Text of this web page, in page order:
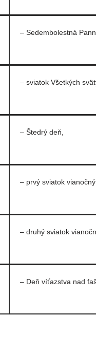
– Sedembolestná
– sviatok Všetkých
– Štedrý deň,
– prvý sviatok
– druhý sviatok
– Deň víťazstva nad